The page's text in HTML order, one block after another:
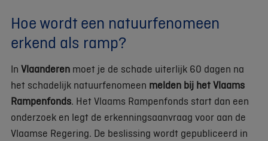
Hoe wordt een natuurfenomeen
erkend als ramp?
In Vlaanderen moet je de schade uiterlijk 60 dagen na
het schadelijk natuurfenomeen melden bij het Vlaams
Rampenfonds. Het Vlaams Rampenfonds start dan een
onderzoek en legt de erkenningsaanvraag voor aan de
Vlaamse Regering. De beslissing wordt gepubliceerd in